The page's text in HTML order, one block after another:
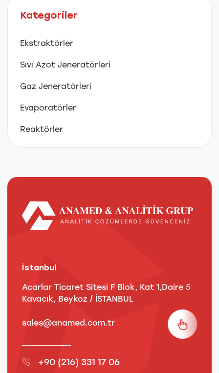
Kategoriler
Ekstraktörler
Sıvı Azot Jeneratörleri
Gaz Jeneratörleri
Evaporatörler
Reaktörler
İstanbul
Acarlar Ticaret Sitesi F Blok, Kat 1,Daire 5
Kavacık, Beykoz / İSTANBUL
sales@anamed.com.tr
+90 (216) 331 17 06